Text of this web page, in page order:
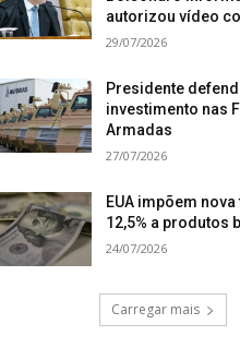
autorizou vídeo
29/07/2026
Presidente
investimento nas
Armadas
27/07/2026
EUA impõem
12,5% a produtos
24/07/2026
Carregar mais